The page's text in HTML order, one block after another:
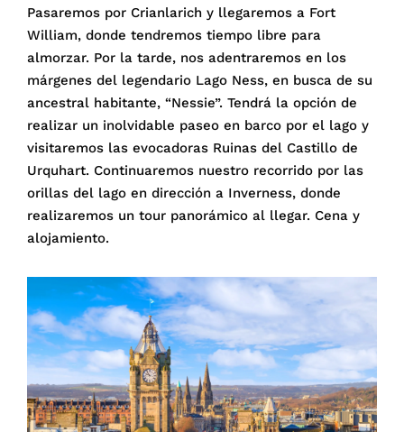
Pasaremos por Crianlarich y llegaremos a Fort
William, donde tendremos tiempo libre para
almorzar. Por la tarde, nos adentraremos en los
márgenes del legendario Lago Ness, en busca de su
ancestral habitante, “Nessie”. Tendrá la opción de
realizar un inolvidable paseo en barco por el lago y
visitaremos las evocadoras Ruinas del Castillo de
Urquhart. Continuaremos nuestro recorrido por las
orillas del lago en dirección a Inverness, donde
realizaremos un tour panorámico al llegar. Cena y
alojamiento.